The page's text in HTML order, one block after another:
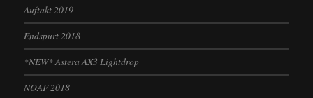
Auftakt 2019
Endspurt 2018
*NEW* Astera AX3 Lightdrop
NOAF 2018